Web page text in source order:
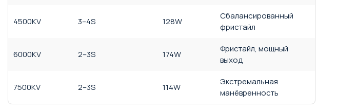
4500KV 3–4S 128W
Сбалансированный
фристайл
6000KV 2–3S 174W
Фристайл, мощный
выход
7500KV 2–3S 114W
Экстремальная
манёвренность